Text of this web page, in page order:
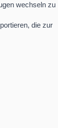
wechseln zu
die zur